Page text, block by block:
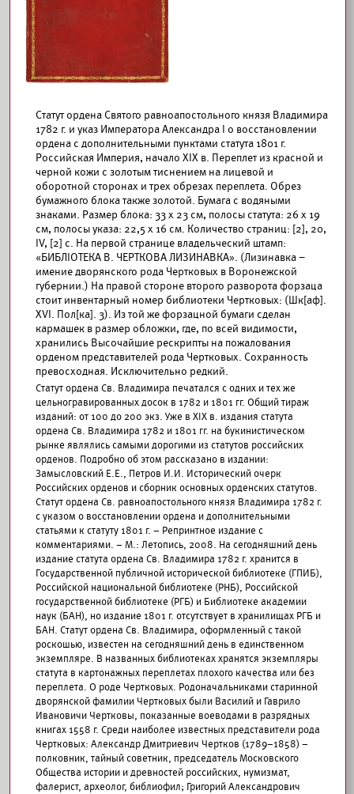
Статут ордена Святого равноапостольного князя Владимира
1782 г. и указ Императора Александра I о восстановлении
ордена с дополнительными пунктами статута 1801 г.
Российская Империя, начало XIX в. Переплет из красной и
черной кожи с золотым тиснением на лицевой и
оборотной сторонах и трех обрезах переплета. Обрез
бумажного блока также золотой. Бумага с водяными
знаками. Размер блока: 33 х 23 см, полосы статута: 26 х 19
см, полосы указа: 22,5 х 16 см. Количество страниц: [2], 20,
IV, [2] с. На первой странице владельческий штамп:
«БИБЛIОТЕКА В. ЧЕРТКОВА ЛИЗИНАВКА». (Лизинавка –
имение дворянского рода Чертковых в Воронежской
губернии.) На правой стороне второго разворота форзаца
стоит инвентарный номер библиотеки Чертковых: (Шк[аф].
XVI. Пол[ка]. 3). Из той же форзацной бумаги сделан
кармашек в размер обложки, где, по всей видимости,
хранились Высочайшие рескрипты на пожалования
орденом представителей рода Чертковых. Сохранность
превосходная. Исключительно редкий.
Статут ордена Св. Владимира печатался с одних и тех же
цельногравированных досок в 1782 и 1801 гг. Общий тираж
изданий: от 100 до 200 экз. Уже в XIX в. издания статута
ордена Св. Владимира 1782 и 1801 гг. на букинистическом
рынке являлись самыми дорогими из статутов российских
орденов. Подробно об этом рассказано в издании:
Замысловский Е.Е., Петров И.И. Исторический очерк
Российских орденов и сборник основных орденских статутов.
Статут ордена Св. равноапостольного князя Владимира 1782 г.
с указом о восстановлении ордена и дополнительными
статьями к статуту 1801 г. – Репринтное издание с
комментариями. – М.: Летопись, 2008. На сегодняшний день
издание статута ордена Св. Владимира 1782 г. хранится в
Государственной публичной исторической библиотеке (ГПИБ),
Российской национальной библиотеке (РНБ), Российской
государственной библиотеке (РГБ) и Библиотеке академии
наук (БАН), но издание 1801 г. отсутствует в хранилищах РГБ и
БАН. Статут ордена Св. Владимира, оформленный с такой
роскошью, известен на сегодняшний день в единственном
экземпляре. В названных библиотеках хранятся экземпляры
статута в картонажных переплетах плохого качества или без
переплета. О роде Чертковых. Родоначальниками старинной
дворянской фамилии Чертковых были Василий и Гаврило
Ивановичи Чертковы, показанные воеводами в разрядных
книгах 1558 г. Среди наиболее известных представители рода
Чертковых: Александр Дмитриевич Чертков (1789–1858) –
полковник, тайный советник, председатель Московского
Общества истории и древностей российских, нумизмат,
фалерист, археолог, библиофил; Григорий Александрович